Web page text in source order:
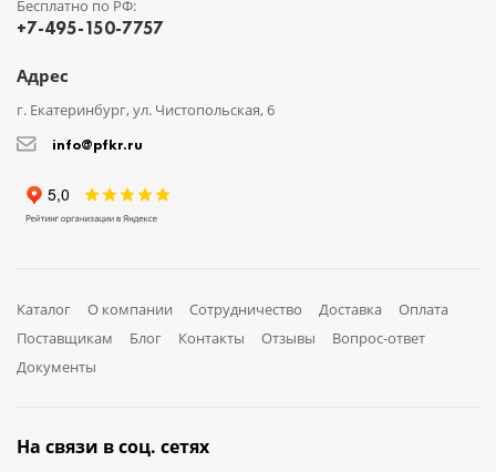
Бесплатно по РФ:
+7-495-150-7757
Адрес
г. Екатеринбург, ул. Чистопольская, 6
info@pfkr.ru
Каталог О компании Сотрудничество Доставка
Оплата
Поставщикам
Блог Контакты Отзывы
Вопрос-ответ
Документы
На связи в соц. сетях